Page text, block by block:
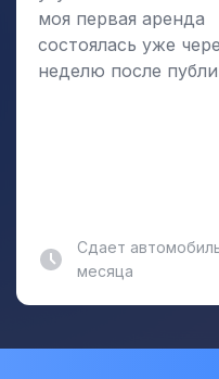
моя первая аренда
состоялась уже
неделю после
Сдает
месяца